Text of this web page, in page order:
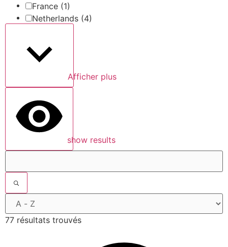
France (1)
Netherlands (4)
Afficher plus
show results
77 résultats trouvés